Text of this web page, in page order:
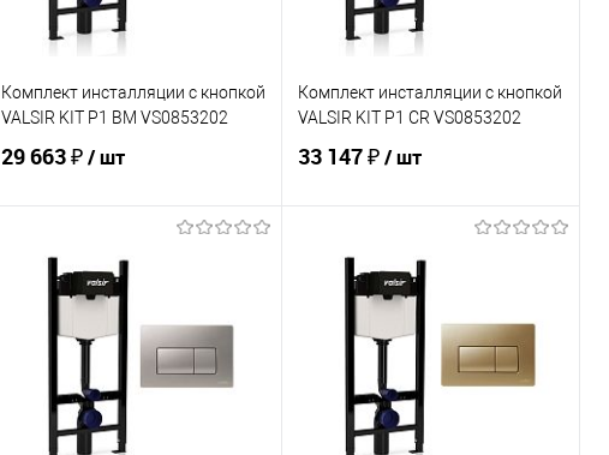
Комплект инсталляции с кнопкой
VALSIR KIT P1 BM VS0853202
29 663 ₽/ шт
В корзину
Сравнение
В наличии
Комплект инсталляции с кнопкой
VALSIR KIT P1 CR VS0853202
33 147 ₽/ шт
В корзину
Сравнение
В наличии